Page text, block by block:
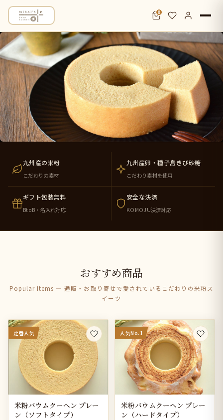
0
米粉バウムクーヘン通販・お取り寄せ｜
九州産の米粉
こだわりの素材
九州産卵・種子島きび砂糖
こだわり素材を使用
ギフト包装無料
BtoB・名入れ対応
安全な決済
KOMOJU決済対応
おすすめ商品
Popular Items — 通販・お取り寄せで愛されているこだわりの米粉ス
イーツ
定番人気
米粉バウムクーヘン プレー
ン（ソフトタイプ）
人気No.1
米粉バウムクーヘン プレー
ン（ハードタイプ）